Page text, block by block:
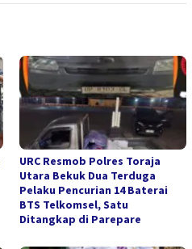
URC Resmob Polres Toraja
Utara Bekuk Dua Terduga
Pelaku Pencurian 14 Baterai
BTS Telkomsel, Satu
Ditangkap di Parepare